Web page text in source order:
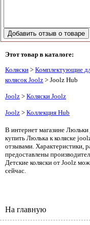
Этот товар в каталоге:
Коляски > Комплектующие
колясок Joolz > Joolz Hub
Joolz > Коляски Joolz
Joolz > Коллекция Hub
В интернет магазине
купить Люлька к коляске
отзывами. Характеристики,
предоставлены
Детские коляски от Joolz
сейчас.
На главную